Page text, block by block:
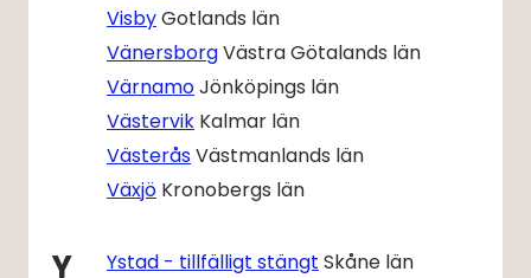
VisbyGotlands län
VänersborgVästra Götalands län
VärnamoJönköpings län
Västervik Kalmar län
VästeråsVästmanlands län
Växjö Kronobergs län
Y Ystad - tillfälligt stängt Skåne län